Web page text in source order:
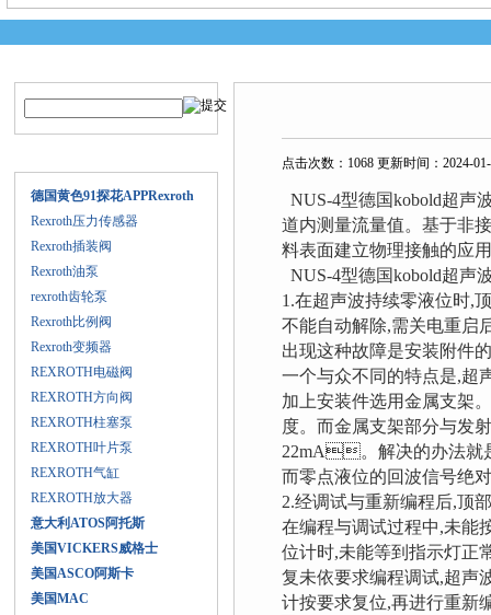
德国黄色91探花APPRexroth
Rexroth压力传感器
Rexroth插装阀
Rexroth油泵
rexroth齿轮泵
Rexroth比例阀
Rexroth变频器
REXROTH电磁阀
REXROTH方向阀
REXROTH柱塞泵
REXROTH叶片泵
REXROTH气缸
REXROTH放大器
意大利ATOS阿托斯
美国VICKERS威格士
美国ASCO阿斯卡
美国MAC
点击次数：1068 更新时间：2024-
NUS-4型德国kobold超声
道内测量流量值。基
料表面建立物理接触的应用场
NUS-4型德国kobold超声
1.在超声波持续零液位时
不能自动解除,需关电重启后
出现这种故障是安装附件的
一个与众不同的特点是,超
加上安装件选用金属支架
度。而金属支架部分与发
22mA。解决的办法就
而零点液位的回波信号绝对
2.经调试与重新编程后,顶
在编程与调试过程中,未能
位计时,未能等到指示灯正
复未依要求编程调试,超声
计按要求复位,再进行重新编